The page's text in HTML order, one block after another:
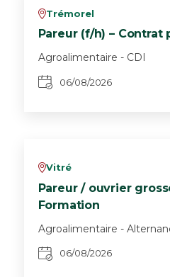
vTrémorel
Pareur (f/h) – Contrat
Agroalimentaire - CDI
06/08/2026
vVitré
Pareur / ouvrier
Formation
Agroalimentaire -
06/08/2026